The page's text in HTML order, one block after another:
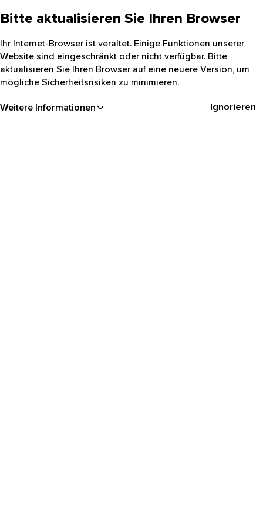
Bitte aktualisieren Sie Ihren Browser
Ihr Internet-Browser ist veraltet. Einige Funktionen unserer
Website sind eingeschränkt oder nicht verfügbar. Bitte
aktualisieren Sie Ihren Browser auf eine neuere Version, um
mögliche Sicherheitsrisiken zu minimieren.
Weitere Informationen Ignorieren